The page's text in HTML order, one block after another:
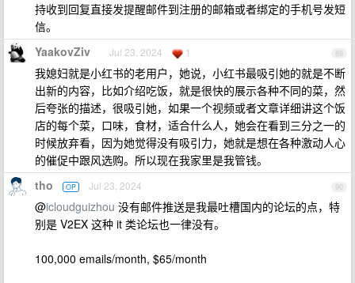
持收到回复直接发提醒邮件到注册的邮箱或者绑定的手机号发短
信。
89
YaakovZiv Jul 23, 2024 1
我媳妇就是小红书的老用户，她说，小红书最吸引她的就是不断
出新的内容，比如介绍吃饭，就是很快的展示各种不同的菜，然
后夸张的描述，很吸引她，如果一个视频或者文章详细讲这个饭
店的每个菜，口味，食材，适合什么人，她会在看到三分之一的
时候放弃看，因为她觉得没有吸引力，她就是想在各种激动人心
的催促中跟风选购。所以现在我家里是我管钱。
90
tho OP Jul 23, 2024
@icloudguizhou 没有邮件推送是我最吐槽国内的论坛的点，特
别是 V2EX 这种 it 类论坛也一律没有。
100,000 emails/month, $65/month